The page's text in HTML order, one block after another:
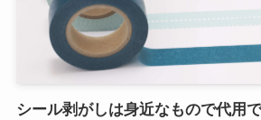
シール剥がしは身近なもので代用